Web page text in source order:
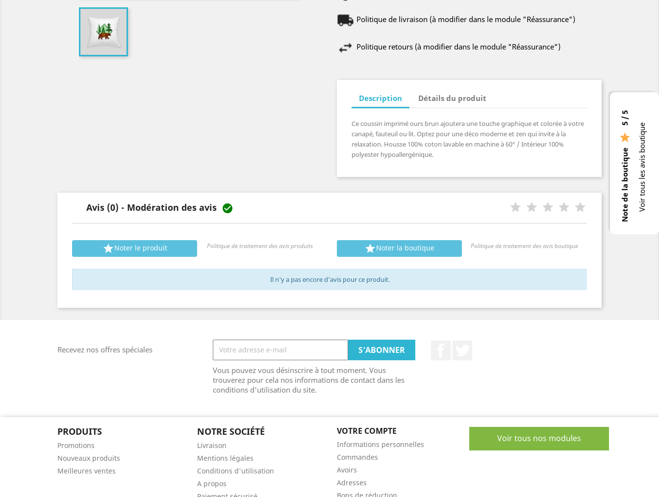
Note de la boutique

5 / 5
Voir tous les avis boutique
Politique de livraison (à modifier dans le module "Réassurance")
Politique retours (à modifier dans le module "Réassurance")
Description Détails du produit
Ce coussin imprimé ours brun ajoutera une touche graphique et colorée à votre
canapé, fauteuil ou lit. Optez pour une déco moderne et zen qui invite à la
relaxation. Housse 100% coton lavable en machine à 60° / Intérieur 100%
polyester hypoallergénique.
Avis (0) - Modération des avis 
Noter le produit Politique de traitement des avis produits Noter la boutique Politique de traitement des avis boutique
Il n'y a pas encore d'avis pour ce produit.
Recevez nos offres spéciales
Vous pouvez vous désinscrire à tout moment. Vous
trouverez pour cela nos informations de contact dans les
conditions d'utilisation du site.
PRODUITS
Promotions
Nouveaux produits
Meilleures ventes
NOTRE SOCIÉTÉ
Livraison
Mentions légales
Conditions d'utilisation
A propos
VOTRE COMPTE
Informations personnelles
Commandes
Avoirs
Adresses
Voir tous nos modules